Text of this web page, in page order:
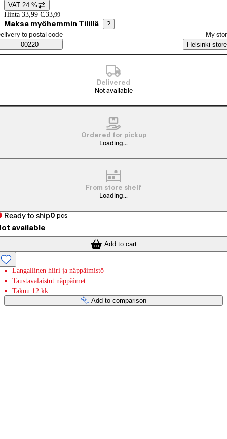
Price details
VAT 24 %
Hinta 33,99 €. 33,99
Maksa myöhemmin Tilillä ?
Saatavuustiedot
order method
to postal code
00220
My
Helsinki store
Delivered
Not available
Ordered for pickup
Loading...
From store shelf
Loading...
Ready to ship0 pcs
available
Add to cart
Langallinen hiiri ja näppäimistö
Taustavalaistut näppäimet
Takuu 12 kk
Add to comparison